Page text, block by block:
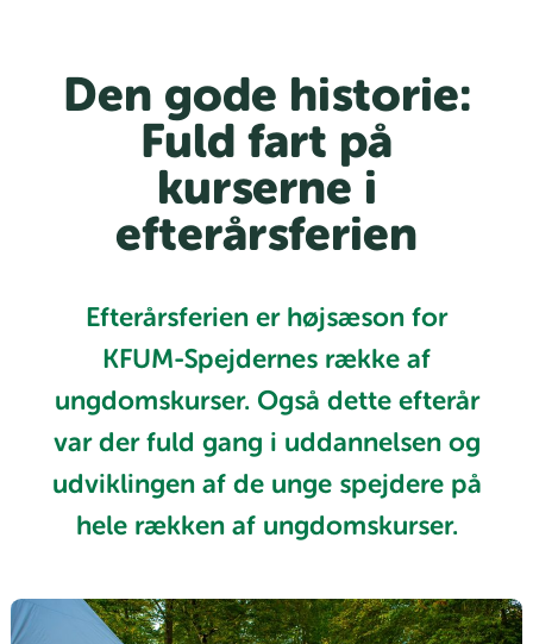
Den gode historie:
Fuld fart på
kurserne i
efterårsferien
Efterårsferien er højsæson for
KFUM-Spejdernes række af
ungdomskurser. Også dette efterår
var der fuld gang i uddannelsen og
udviklingen af de unge spejdere på
hele rækken af ungdomskurser.